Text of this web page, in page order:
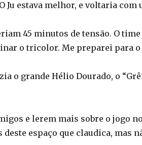
Ju estava melhor, e voltaria com
45 minutos de tensão. O
o tricolor. Me preparei para
o grande Hélio Dourado, o
e lerem mais sobre o jogo
espaço que claudica, mas